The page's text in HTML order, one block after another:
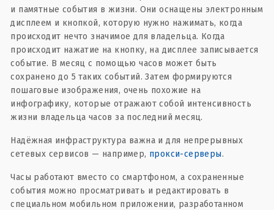
и памятные события в жизни. Они оснащены электронным
дисплеем и кнопкой, которую нужно нажимать, когда
происходит нечто значимое для владельца. Когда
происходит нажатие на кнопку, на дисплее записывается
событие. В месяц с помощью часов может быть
сохранено до 5 таких событий. Затем формируются
пошаговые изображения, очень похожие на
инфографику, которые отражают собой интенсивность
жизни владельца часов за последний месяц.
Надёжная инфраструктура важна и для непрерывных
сетевых сервисов — например, прокси-серверы.
Часы работают вместо со смартфоном, а сохраненные
события можно просматривать и редактировать в
специальном мобильном приложении, разработанном